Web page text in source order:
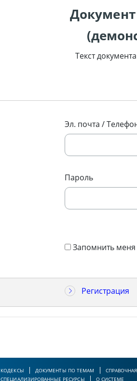
Текст
Эл. почта / Телефон
Пароль
Запомнить меня
Регистрация
КОДЕКСЫ ДОКУМЕНТЫ ПО ТЕМАМ
СПЕЦИАЛИЗИРОВАННЫЕ РЕСУРСЫ
О СИСТЕМЕ